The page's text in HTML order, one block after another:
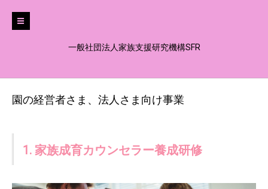
一般社団法人家族支援研究機構SFR
園の経営者さま、法人さま向け事業
1. 家族成育カウンセラー養成研修